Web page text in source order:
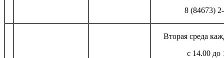
8 (84673)
Вторая среда
с 14.00 до